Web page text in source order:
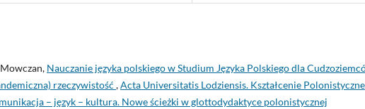
Nauczanie języka polskiego w Studium Języka Polskiego dla
rzeczywistość ,Acta Universitatis Lodziensis. Kształcenie Polonistyczne
– język – kultura. Nowe ścieżki w glottodydaktyce polonistycznej